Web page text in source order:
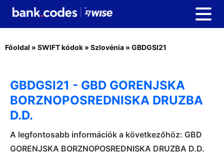
Főoldal » SWIFT kódok » Szlovénia » GBDGSI21
GBDGSI21 - GBD GORENJSKA
BORZNOPOSREDNISKA DRUZBA
D.D.
A legfontosabb információk a következőhöz: GBD
GORENJSKA BORZNOPOSREDNISKA DRUZBA D.D.